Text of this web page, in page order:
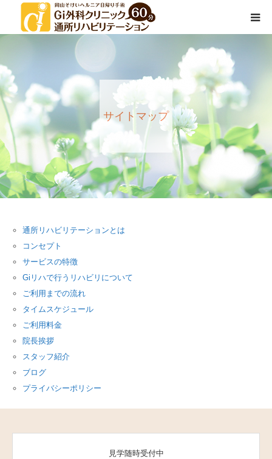
サイトマップ
通所リハビリテーションとは
コンセプト
サービスの特徴
Giリハで行うリハビリについて
ご利用までの流れ
タイムスケジュール
ご利用料金
院長挨拶
スタッフ紹介
ブログ
プライバシーポリシー
見学随時受付中
サービス内容
院長挨拶
スタッフ紹介